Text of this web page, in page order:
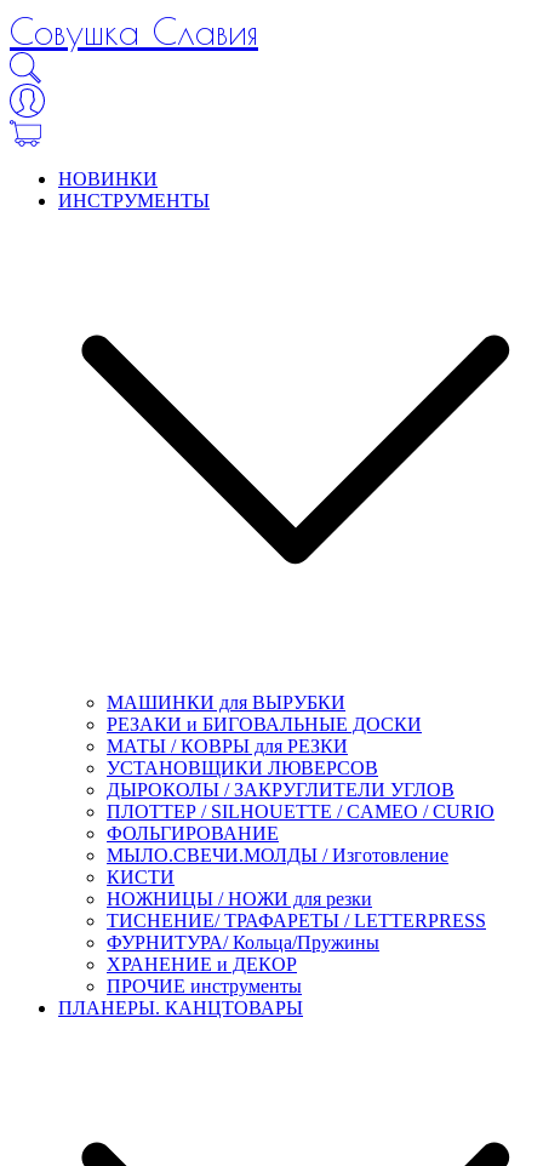
Совушка Славия
НОВИНКИ
ИНСТРУМЕНТЫ
МАШИНКИ для ВЫРУБКИ
РЕЗАКИ и БИГОВАЛЬНЫЕ ДОСКИ
МАТЫ / КОВРЫ для РЕЗКИ
УСТАНОВЩИКИ ЛЮВЕРСОВ
ДЫРОКОЛЫ / ЗАКРУГЛИТЕЛИ УГЛОВ
ПЛОТТЕР / SILHOUETTE / CAMEO / CURIO
ФОЛЬГИРОВАНИЕ
МЫЛО.СВЕЧИ.МОЛДЫ / Изготовление
КИСТИ
НОЖНИЦЫ / НОЖИ для резки
ТИСНЕНИЕ/ ТРАФАРЕТЫ / LETTERPRESS
ФУРНИТУРА/ Кольца/Пружины
ХРАНЕНИЕ и ДЕКОР
ПРОЧИЕ инструменты
ПЛАНЕРЫ. КАНЦТОВАРЫ